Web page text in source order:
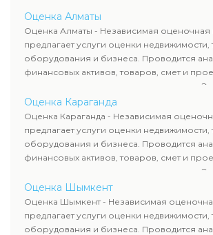
определяют рыночную стоимость
рассчитывают ущерб. Все отчеты
требованиям законодательства и
сделок, кредитования и судебных
Оценка Алматы
Оценка Алматы - Независимая оценочная
предлагает услуги оценки недвижимости,
оборудования и бизнеса. Проводится
финансовых активов, товаров, смет и
оценка животных и недропользования.
определяют рыночную стоимость
рассчитывают ущерб. Все отчеты
требованиям законодательства и
сделок, кредитования и судебных
Оценка Караганда
Оценка Караганда - Независимая
предлагает услуги оценки недвижимости,
оборудования и бизнеса. Проводится
финансовых активов, товаров, смет и
оценка животных и недропользования.
определяют рыночную стоимость
рассчитывают ущерб. Все отчеты
требованиям законодательства и
сделок, кредитования и судебных
Оценка Шымкент
Оценка Шымкент - Независимая
предлагает услуги оценки недвижимости,
оборудования и бизнеса. Проводится